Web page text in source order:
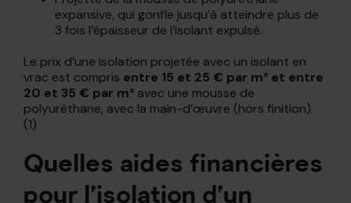
expansive, qui gonfle jusqu’à atteindre plus de
3 fois l’épaisseur de l’isolant expulsé.
Le prix d’une isolation projetée avec un isolant en
vrac est compris entre 15 et 25 € par m² et entre
20 et 35 € par m² avec une mousse de
polyuréthane, avec la main-d’œuvre (hors finition).
(1)
Quelles aides financières
pour l’isolation d’un